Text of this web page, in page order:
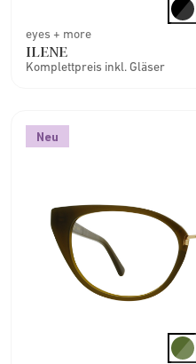
eyes + more
ILENE
Komplettpreis inkl. Gläser
Neu